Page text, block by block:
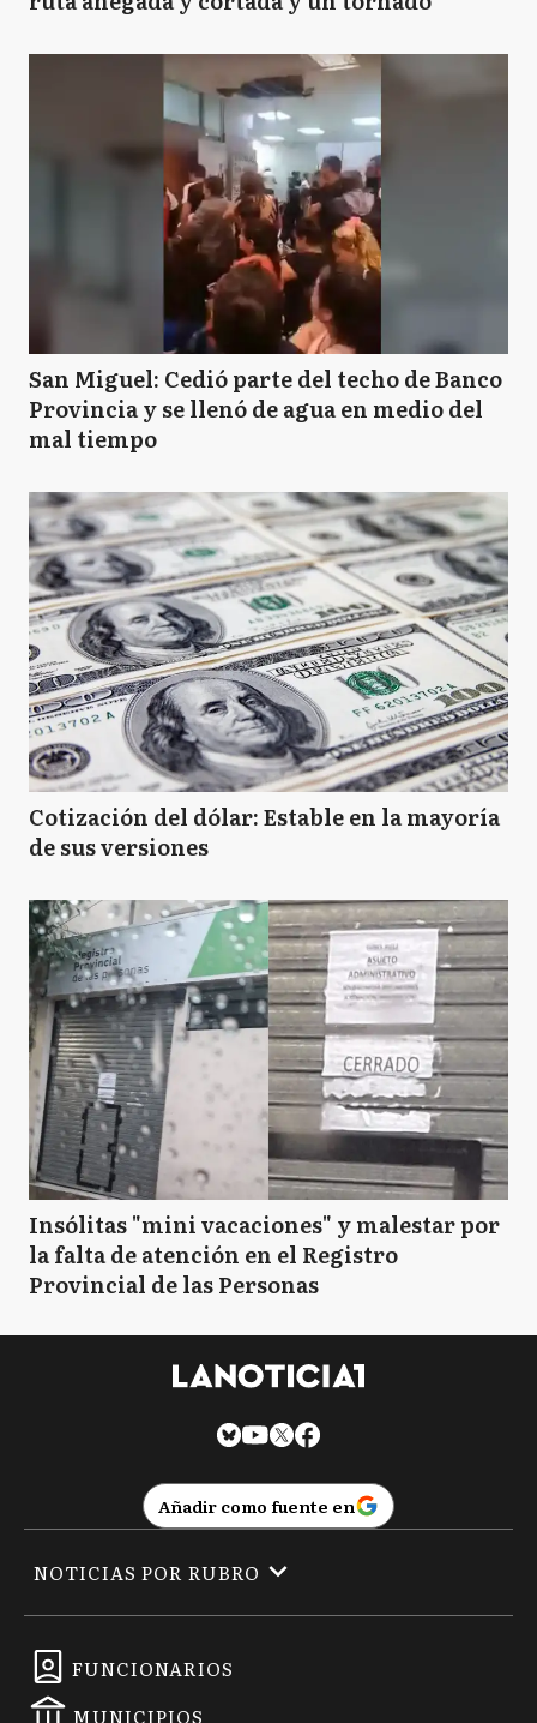
San Miguel: Cedió parte del techo de Banco
Provincia y se llenó de agua en medio del
mal tiempo
Cotización del dólar: Estable en la mayoría
de sus versiones
Insólitas "mini vacaciones" y malestar por
la falta de atención en el Registro
Provincial de las Personas
Añadir como fuente en
FUNCIONARIOS
MUNICIPIOS
NOTICIAS POR RUBRO